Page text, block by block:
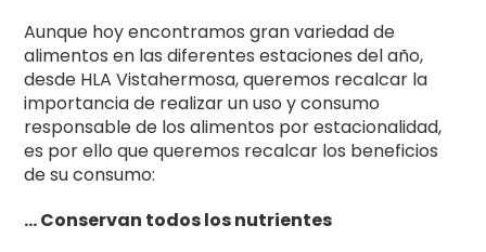
Aunque hoy encontramos gran variedad de
alimentos en las diferentes estaciones del año,
desde HLA Vistahermosa, queremos recalcar la
importancia de realizar un uso y consumo
responsable de los alimentos por estacionalidad,
es por ello que queremos recalcar los beneficios
de su consumo:
… Conservan todos los nutrientes